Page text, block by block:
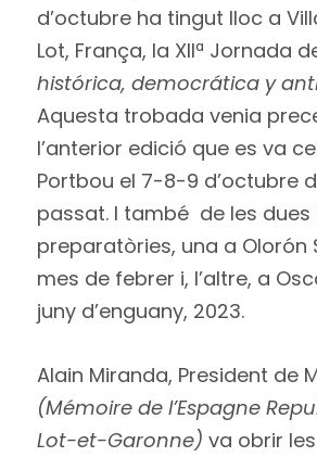
d’octubre ha tingut lloc a
Lot, França, la XIIª Jornada
histórica, democrática y
Aquesta trobada venia
l’anterior edició que es va
Portbou el 7-8-9 d’octubre
passat. I també de les dues
preparatòries, una a Olorón
mes de febrer i, l’altre, a
juny d’enguany, 2023.
Alain Miranda, President de
(Mémoire de l’Espagne
Lot-et-Garonne) va obrir